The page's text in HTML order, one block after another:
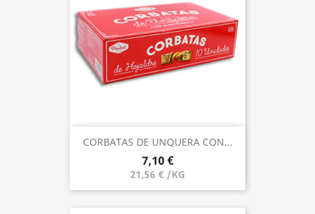
CORBATAS DE UNQUERA CON...
7,10 €
21,56 € /KG